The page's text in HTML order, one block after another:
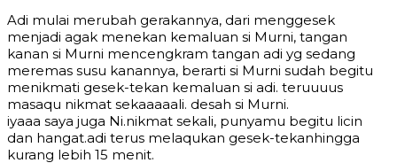
Adi mulai merubah gerakannya, dari menggesek
menjadi agak menekan kemaluan si Murni, tangan
kanan si Murni mencengkram tangan adi yg sedang
meremas susu kanannya, berarti si Murni sudah begitu
menikmati gesek-tekan kemaluan si adi. teruuuus
masaqu nikmat sekaaaaali. desah si Murni.
iyaaa saya juga Ni.nikmat sekali, punyamu begitu licin
dan hangat.adi terus melaqukan gesek-tekanhingga
kurang lebih 15 menit.